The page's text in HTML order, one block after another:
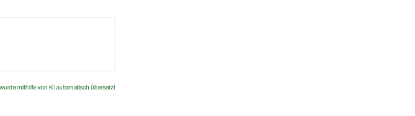
mithilfe von KI automatisch übersetzt